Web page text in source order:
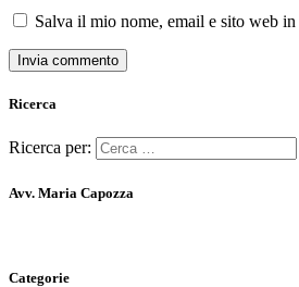
Salva il mio nome, email e sito web
Ricerca
Ricerca per:
Avv. Maria Capozza
Categorie